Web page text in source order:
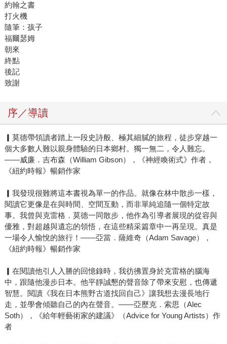
約翰之書
打火機
隨筆：孩子
福爾瑟姆
朝來
終點
後記
致謝
序／導讀
▎莫德帶領讀者踏上一段史詩般、極其細膩的旅程，徒步穿越一
個大多數人難以親身體驗的日本鄉村。獨一無二，令人難忘。
——威廉．吉布森（William Gibson），《神經喚術式》作者，
《紐約時報》暢銷作家
▎我發現很難將這本書視為單一的作品。就像在林中散步一樣，
閱讀它更像是在與時間、空間互動，而非單純追隨一個特定故
事。我曾與克雷格．莫德一同散步，他作為引導者展現的從容與
優雅，對超越與遺忘的領悟，在這些精采篇章中一再呈現。真是
一場令人愉悅的旅行！——亞當．薩維奇（Adam Savage），
《紐約時報》暢銷作家
▎在閱讀他引人入勝的回憶錄時，我彷彿置身於克雷格的腦海
中，跟隨他漫步日本。他平靜誠懇的聲音除了帶來安慰，也傳遞
智慧。閱讀《我在日本熊野古道找回自己》讓我想去漫長地行
走，並學會傾聽自己的內在聲音。——亞歷克．索思（Alec
Soth），《給年輕藝術家的建議》（Advice for Young Artists）作
者